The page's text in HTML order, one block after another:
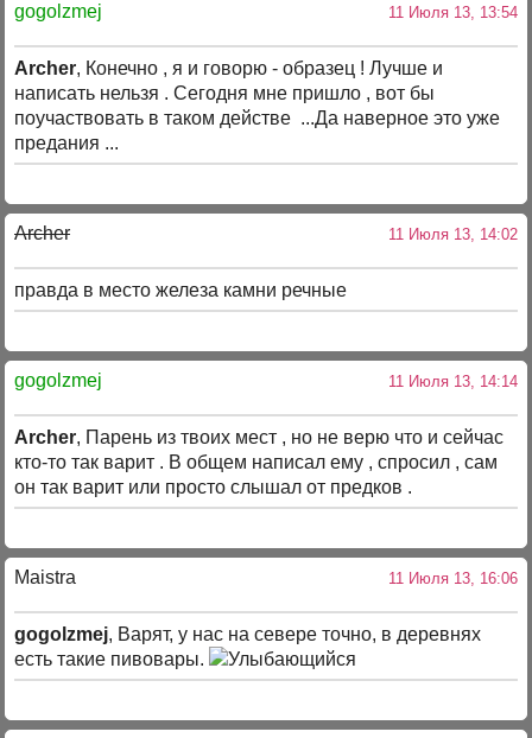
gogolzmej 11 Июля 13, 13:54
Archer, Конечно , я и говорю - образец ! Лучше и
написать нельзя . Сегодня мне пришло , вот бы
поучаствовать в таком действе ...Да наверное это уже
предания ...
Archer 11 Июля 13, 14:02
правда в место железа камни речные
gogolzmej 11 Июля 13, 14:14
Archer, Парень из твоих мест , но не верю что и сейчас
кто-то так варит . В общем написал ему , спросил , сам
он так варит или просто слышал от предков .
Maistra 11 Июля 13, 16:06
gogolzmej, Варят, у нас на севере точно, в деревнях
есть такие пивовары.